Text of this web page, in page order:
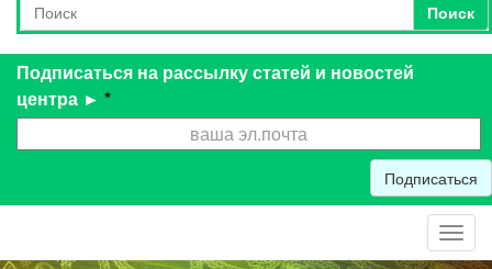
Форма поиска
Поиск
Поиск
Подписаться на рассылку статей и новостей
центра ► *
Подписаться